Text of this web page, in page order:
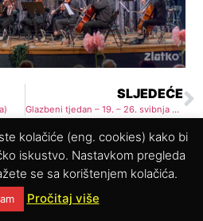
SLJEDEĆE
Glazbeni tjedan – 19. – 26. svibnja 2017.
Lisinskog Bjelovar
kolačiće (eng. cookies) kako bi
iskustvo. Nastavkom pregleda
se sa korištenjem kolačića.
Pročitaj više